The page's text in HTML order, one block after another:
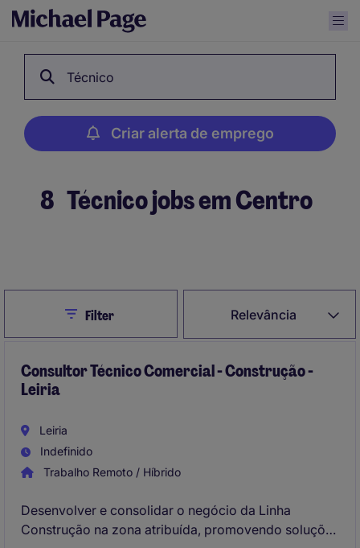
Técnico
Criar alerta de emprego
8 Técnico jobs em Centro
Relevância
CloseFilter
Consultor Técnico Comercial - Construção -
Leiria
Leiria
Indefinido
Trabalho Remoto / Híbrido
Desenvolver e consolidar o negócio da Linha
Construção na zona atribuída, promovendo soluções